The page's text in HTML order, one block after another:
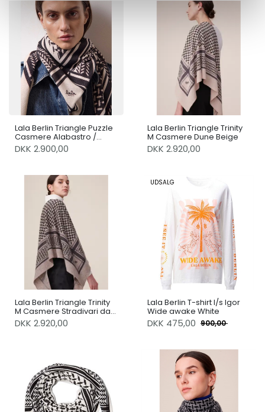
Lala Berlin Triangle Puzzle
Casmere Alabastro /
Antracite
DKK 2.900,00
Lala Berlin Triangle Trinity
M Casmere Dune Beige
DKK 2.920,00
Lala Berlin Triangle Trinity
M Casmere Stradivari dark
Brown Melange
DKK 2.920,00
UDSALG
Lala Berlin T-shirt l/s Igor
Wide awake White
DKK 475,00 900,00